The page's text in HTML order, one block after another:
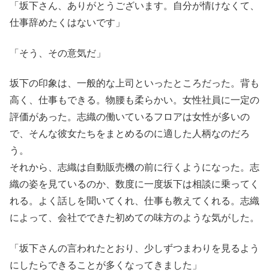
「坂下さん、ありがとうございます。自分が情けなくて、
仕事辞めたくはないです」
「そう、その意気だ」
坂下の印象は、一般的な上司といったところだった。背も
高く、仕事もできる。物腰も柔らかい。女性社員に一定の
評価があった。志織の働いているフロアは女性が多いの
で、そんな彼女たちをまとめるのに適した人柄なのだろ
う。
それから、志織は自動販売機の前に行くようになった。志
織の姿を見ているのか、数度に一度坂下は相談に乗ってく
れる。よく話しを聞いてくれ、仕事も教えてくれる。志織
によって、会社でできた初めての味方のような気がした。
「坂下さんの言われたとおり、少しずつまわりを見るよう
にしたらできることが多くなってきました」